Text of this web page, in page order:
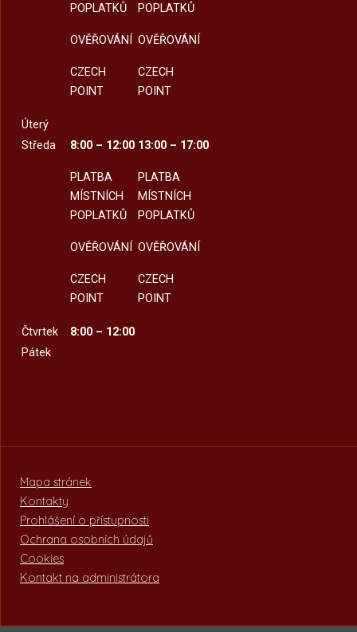
POPLATKŮ
OVĚŘOVÁNÍ
CZECH
POINT
POPLATKŮ
OVĚŘOVÁNÍ
CZECH
POINT
Úterý
Středa
8:00 – 12:00
PLATBA
MÍSTNÍCH
POPLATKŮ
OVĚŘOVÁNÍ
CZECH
POINT
13:00 – 17:00
PLATBA
MÍSTNÍCH
POPLATKŮ
OVĚŘOVÁNÍ
CZECH
POINT
Čtvrtek
8:00 – 12:00
Pátek
Mapa stránek
Kontakty
Prohlášení o přístupnosti
Ochrana osobních údajů
Cookies
Kontakt na administrátora